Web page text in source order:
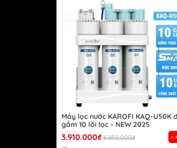
Máy lọc nước KAROFI KAQ-U50K
gầm 10 lõi lọc - NEW 2025
3.910.000₫ 6.850.000₫ -